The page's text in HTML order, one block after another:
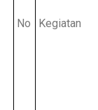
No Kegiatan